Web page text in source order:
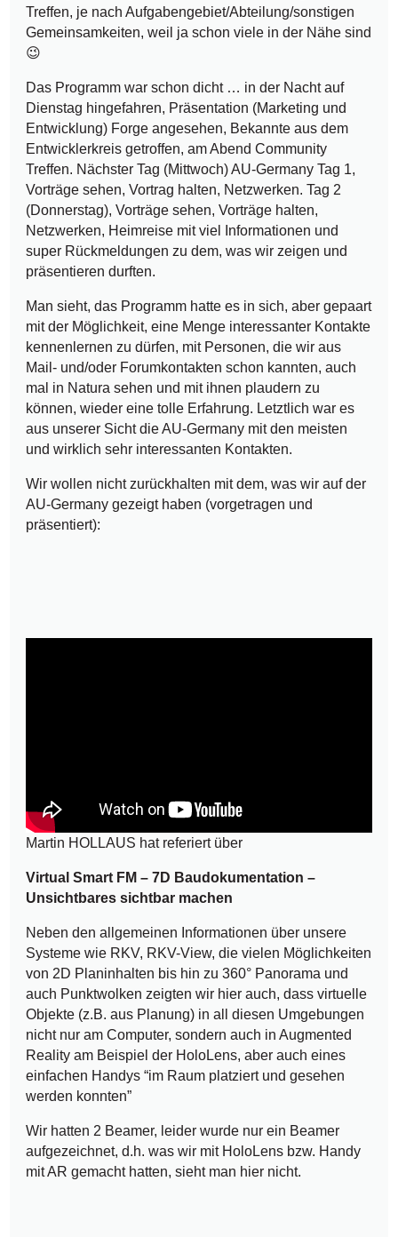
Treffen, je nach Aufgabengebiet/Abteilung/sonstigen
Gemeinsamkeiten, weil ja schon viele in der Nähe sind
😉
Das Programm war schon dicht … in der Nacht auf
Dienstag hingefahren, Präsentation (Marketing und
Entwicklung) Forge angesehen, Bekannte aus dem
Entwicklerkreis getroffen, am Abend Community
Treffen. Nächster Tag (Mittwoch) AU-Germany Tag 1,
Vorträge sehen, Vortrag halten, Netzwerken. Tag 2
(Donnerstag), Vorträge sehen, Vorträge halten,
Netzwerken, Heimreise mit viel Informationen und
super Rückmeldungen zu dem, was wir zeigen und
präsentieren durften.
Man sieht, das Programm hatte es in sich, aber gepaart
mit der Möglichkeit, eine Menge interessanter Kontakte
kennenlernen zu dürfen, mit Personen, die wir aus
Mail- und/oder Forumkontakten schon kannten, auch
mal in Natura sehen und mit ihnen plaudern zu
können, wieder eine tolle Erfahrung. Letztlich war es
aus unserer Sicht die AU-Germany mit den meisten
und wirklich sehr interessanten Kontakten.
Wir wollen nicht zurückhalten mit dem, was wir auf der
AU-Germany gezeigt haben (vorgetragen und
präsentiert):
Martin HOLLAUS hat referiert über
Virtual Smart FM – 7D Baudokumentation –
Unsichtbares sichtbar machen
Neben den allgemeinen Informationen über unsere
Systeme wie RKV, RKV-View, die vielen Möglichkeiten
von 2D Planinhalten bis hin zu 360° Panorama und
auch Punktwolken zeigten wir hier auch, dass virtuelle
Objekte (z.B. aus Planung) in all diesen Umgebungen
nicht nur am Computer, sondern auch in Augmented
Reality am Beispiel der HoloLens, aber auch eines
einfachen Handys “im Raum platziert und gesehen
werden konnten”
Wir hatten 2 Beamer, leider wurde nur ein Beamer
aufgezeichnet, d.h. was wir mit HoloLens bzw. Handy
mit AR gemacht hatten, sieht man hier nicht.